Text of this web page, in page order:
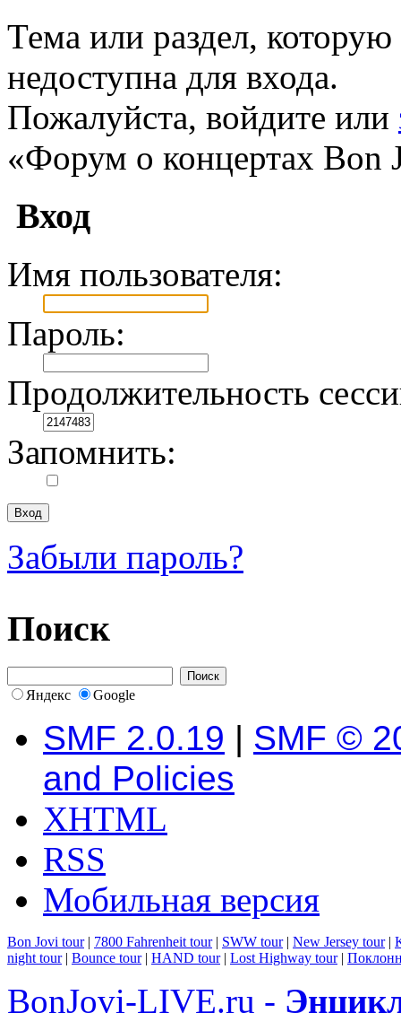
Тема или раздел,
недоступна для входа.
Пожалуйста, войдите или
«Форум о концертах Bon
Вход
Имя пользователя:
Пароль:
Продолжительность
Запомнить:
Забыли пароль?
Поиск
Яндекс Google
SMF 2.0.19 | SMF ©
and Policies
XHTML
RSS
Мобильная версия
Bon Jovi tour| 7800 Fahrenheit tour| SWW tour| New Jersey tour|
night tour| Bounce tour| HAND tour| Lost Highway tour|
BonJovi-LIVE.ru -